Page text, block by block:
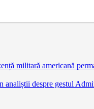
militară americană
analiștii despre gestul